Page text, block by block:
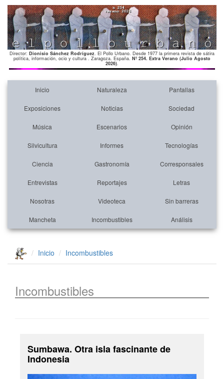
Director: Dionisio Sánchez Rodríguez. El Pollo Urbano. Desde 1977 la primera revista de sátira
política, información, ocio y cultura . Zaragoza. España. Nº 254. Extra Verano (Julio Agosto
2026).
Inicio Naturaleza Pantallas
Exposiciones Noticias Sociedad
Música Escenarios Opinión
Silvicultura Informes Tecnologías
Ciencia Gastronomía Corresponsales
Entrevistas Reportajes Letras
Nosotras Videoteca Sin barreras
Mancheta Incombustibles Análisis
Inicio Incombustibles
Incombustibles
Sumbawa. Otra isla fascinante de
Indonesia